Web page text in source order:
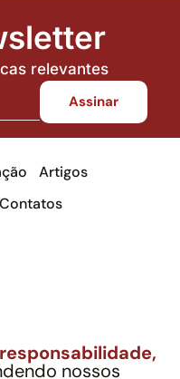
relevantes
Artigos
Contatos
nossos